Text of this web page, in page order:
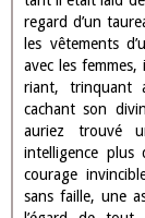
Socrate, sans
autres choses
jadis de petites
dans les
des figures
lièvres cornus,
figures
fut Silène, maitre
drogues fines,
les pierreries et